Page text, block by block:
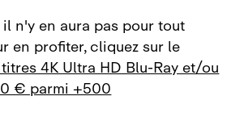
n'y en aura pas pour tout
en profiter, cliquez sur le
4K Ultra HD Blu‑Ray et/ou
€ parmi +500